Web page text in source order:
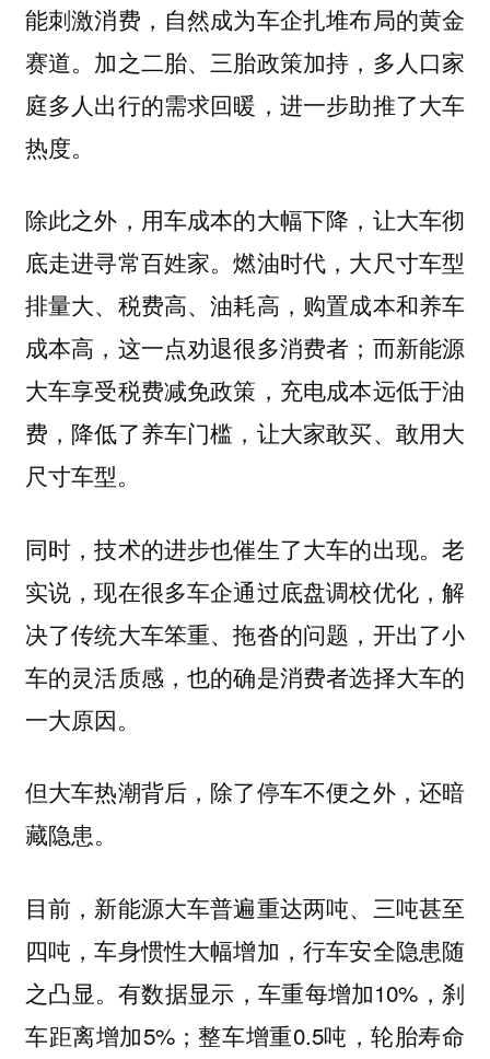
能刺激消费，自然成为车企扎堆布局的黄金
赛道。加之二胎、三胎政策加持，多人口家
庭多人出行的需求回暖，进一步助推了大车
热度。
除此之外，用车成本的大幅下降，让大车彻
底走进寻常百姓家。燃油时代，大尺寸车型
排量大、税费高、油耗高，购置成本和养车
成本高，这一点劝退很多消费者；而新能源
大车享受税费减免政策，充电成本远低于油
费，降低了养车门槛，让大家敢买、敢用大
尺寸车型。
同时，技术的进步也催生了大车的出现。老
实说，现在很多车企通过底盘调校优化，解
决了传统大车笨重、拖沓的问题，开出了小
车的灵活质感，也的确是消费者选择大车的
一大原因。
但大车热潮背后，除了停车不便之外，还暗
藏隐患。
目前，新能源大车普遍重达两吨、三吨甚至
四吨，车身惯性大幅增加，行车安全隐患随
之凸显。有数据显示，车重每增加10%，刹
车距离增加5%；整车增重0.5吨，轮胎寿命